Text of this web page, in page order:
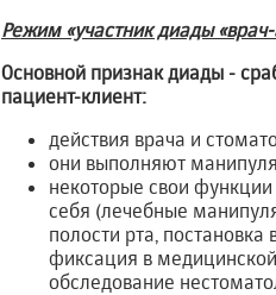
Режим «участник диады «врач-
Основной признак диады -
пациент-клиент:
действия врача и
они выполняют
некоторые свои функции
себя (лечебные
полости рта,
фиксация в
обследование